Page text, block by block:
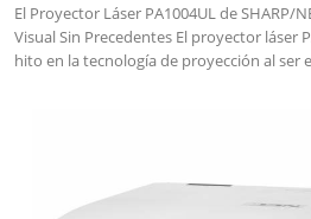
El Proyector Láser PA1004UL de SHARP/
Visual Sin Precedentes El proyector láser
hito en la tecnología de proyección al ser